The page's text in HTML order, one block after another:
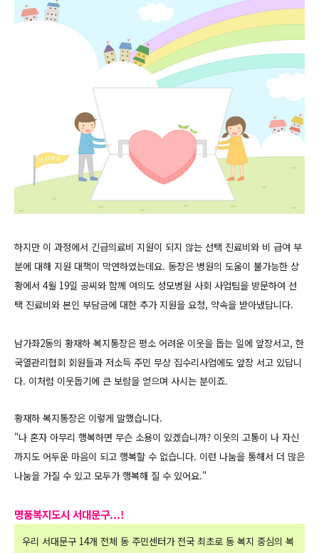
하지만 이 과정에서 긴급의료비 지원이 되지 않는 선택 진료비와 비 급여 부
분에 대해 지원 대책이 막연하였는데요. 동장은 병원의 도움이 불가능한 상
황에서 4월 19일 공씨와 함께 여의도 성모병원 사회 사업팀을 방문하여 선
택 진료비와 본인 부담금에 대한 추가 지원을 요청, 약속을 받아냈답니다.
남가좌2동의 황재하 복지통장은 평소 어려운 이웃을 돕는 일에 앞장서고, 한
국열관리협회 회원들과 저소득 주민 무상 집수리사업에도 앞장 서고 있답니
다. 이처럼 이웃돕기에 큰 보람을 얻으며 사시는 분이죠.
황재하 복지통장은 이렇게 말했습니다.
"나 혼자 아무리 행복하면 무슨 소용이 있겠습니까? 이웃의 고통이 나 자신
까지도 어두운 마음이 되고 행복할 수 없습니다. 이런 나눔을 통해서 더 많은
나눔을 가질 수 있고 모두가 행복해 질 수 있어요."
명품복지도시 서대문구...!
우리 서대문구 14개 전체 동 주민센터가 전국 최초로 동 복지 중심의 복